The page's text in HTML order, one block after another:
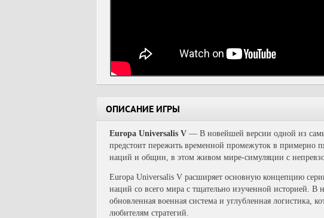
ОПИСАНИЕ ИГРЫ
Europa Universalis V — В новейшей версии одной из
предстоит пережить временной промежуток в примерно
наций и общин, в этом живом мире-симуляции с
Europa Universalis V расширяет основную концепцию
наций со всего мира с тщательно изученной историей. В
обновленная военная система и углубленная логистика,
любителям стратегий.